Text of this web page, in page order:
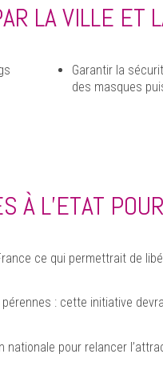
LA VILLE ET
Garantir la
des masques
À L’ETAT
ce qui permettrait de
: cette initiative
nationale pour relancer